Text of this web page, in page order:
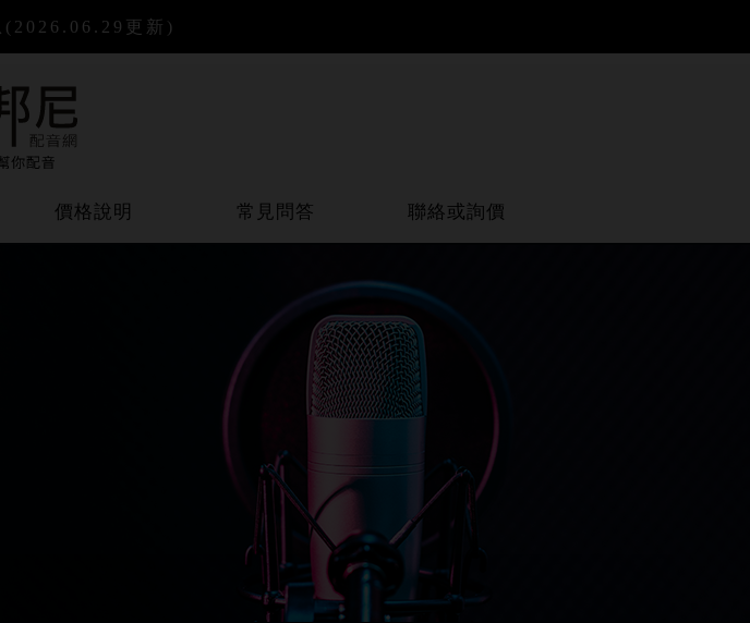
(2026.06.29更新)
價格說明 常見問答 聯絡或詢價